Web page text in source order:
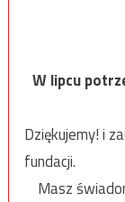
W lipcu
Dziękujemy! i
fundacji.
Masz